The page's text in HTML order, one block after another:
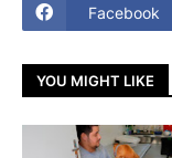
Facebook
YOU MIGHT LIKE